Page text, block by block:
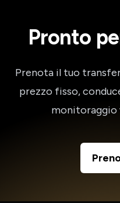
Pronto
Prenota il tuo
prezzo fisso,
monitoraggio